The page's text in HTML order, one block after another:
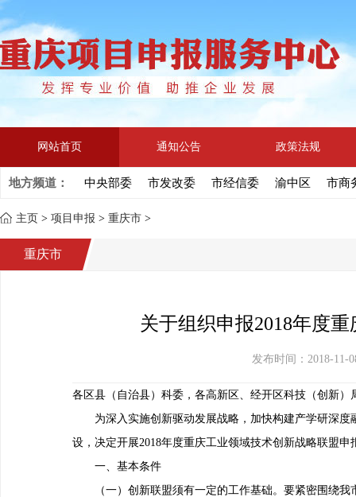
网站首页 通知公告 政策法规
地方频道： 中央部委 市发改委 市经信委 渝中区 市商
主页 > 项目申报 > 重庆市 >
重庆市
关于组织申报2018年度
发布时间：2018-11-
各区县（自治县）科委，各高新区、经开区科技（创新
为深入实施创新驱动发展战略，加快构建产学研深度
设，决定开展2018年度重庆工业领域技术创新战略联盟
一、基本条件
（一）创新联盟须有一定的工作基础。要紧密围绕我